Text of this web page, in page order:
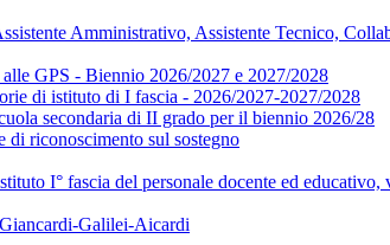
Amministrativo, Assistente Tecnico,
GPS - Biennio 2026/2027 e 2027/2028
di istituto di I fascia - 2026/2027-2027/2028
secondaria di II grado per il biennio 2026/28
di riconoscimento sul sostegno
I° fascia del personale docente ed
Galilei-Aicardi